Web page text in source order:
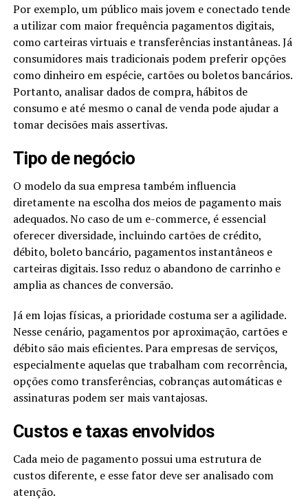
Por exemplo, um público mais jovem e conectado tende
a utilizar com maior frequência pagamentos digitais,
como carteiras virtuais e transferências instantâneas. Já
consumidores mais tradicionais podem preferir opções
como dinheiro em espécie, cartões ou boletos bancários.
Portanto, analisar dados de compra, hábitos de
consumo e até mesmo o canal de venda pode ajudar a
tomar decisões mais assertivas.
Tipo de negócio
O modelo da sua empresa também influencia
diretamente na escolha dos meios de pagamento mais
adequados. No caso de um e-commerce, é essencial
oferecer diversidade, incluindo cartões de crédito,
débito, boleto bancário, pagamentos instantâneos e
carteiras digitais. Isso reduz o abandono de carrinho e
amplia as chances de conversão.
Já em lojas físicas, a prioridade costuma ser a agilidade.
Nesse cenário, pagamentos por aproximação, cartões e
débito são mais eficientes. Para empresas de serviços,
especialmente aquelas que trabalham com recorrência,
opções como transferências, cobranças automáticas e
assinaturas podem ser mais vantajosas.
Custos e taxas envolvidos
Cada meio de pagamento possui uma estrutura de
custos diferente, e esse fator deve ser analisado com
atenção.